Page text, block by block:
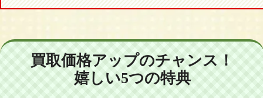
買取価格アップのチャンス！
嬉しい5つの特典